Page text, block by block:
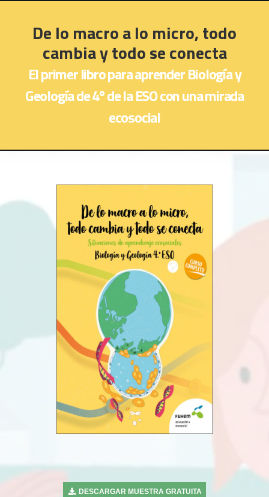
De lo macro a lo micro, todo
cambia y todo se conecta
El primer libro para aprender Biología y
Geología de 4º de la ESO con una mirada
ecosocial
DESCARGAR MUESTRA GRATUITA